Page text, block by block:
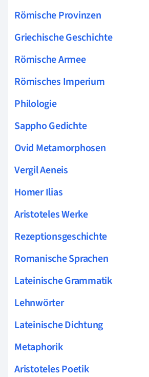
Römische Provinzen
Griechische Geschichte
Römische Armee
Römisches Imperium
Philologie
Sappho Gedichte
Ovid Metamorphosen
Vergil Aeneis
Homer Ilias
Aristoteles Werke
Rezeptionsgeschichte
Romanische Sprachen
Lateinische Grammatik
Lehnwörter
Lateinische Dichtung
Metaphorik
Aristoteles Poetik